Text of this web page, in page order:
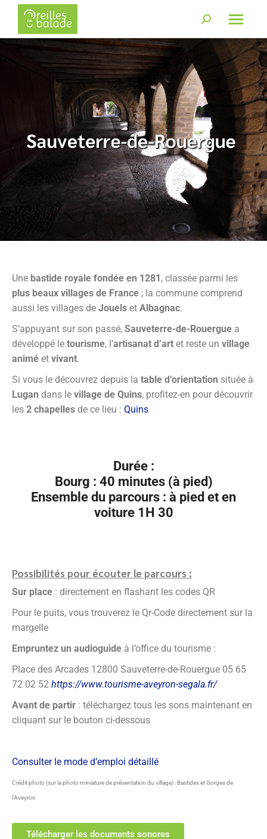
Une bastide royale fondée en 1281, classée parmi les
plus beaux villages de France ; la commune comprend
aussi les villages de Jouels et Albagnac.
S’appuyant sur son passé, Sauveterre-de-Rouergue a
développé le tourisme, l’artisanat d’art et reste un village
animé et vivant.
Si vous le découvrez depuis la table d’orientation située à
Lugan dans le village de Quins, profitez-en pour découvrir
les 2 chapelles de ce lieu : Quins
Durée :
Bourg : 40 minutes (à pied)
Ensemble du parcours : à pied et en
voiture 1H 30
Possibilités pour écouter le parcours :
Sur place : directement en flashant les codes QR
Pour le puits, vous trouverez le Qr-Code directement sur la
margelle
Empruntez un audioguide à l’office du tourisme :
Place des Arcades 12800 Sauveterre-de-Rouergue 05 65
72 02 52 https://www.tourisme-aveyron-segala.fr/
Avant de partir : téléchargez tous les sons maintenant en
cliquant sur le bouton ci-dessous
Consulter le mode d’emploi détaillé
Crédit photo (sur la photo miniature de présentation du village) : Bastides et Gorges de
l’Aveyron
Télécharger les documents sonores